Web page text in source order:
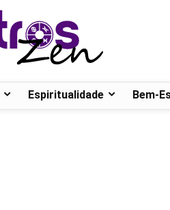
Espiritualidade Bem-